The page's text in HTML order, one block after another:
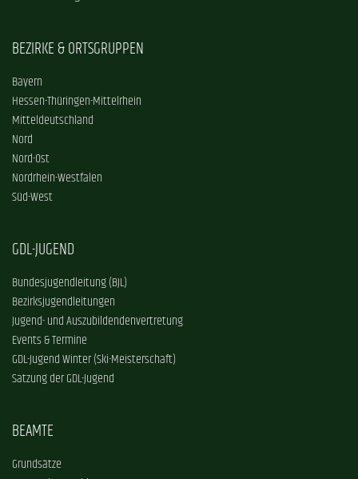
BEZIRKE & ORTSGRUPPEN
Bayern
Hessen-Thüringen-Mittelrhein
Mitteldeutschland
Nord
Nord-Ost
Nordrhein-Westfalen
Süd-West
GDL-JUGEND
Bundesjugendleitung (BJL)
Bezirksjugendleitungen
Jugend- und Auszubildendenvertretung
Events & Termine
GDL-Jugend Winter (Ski-Meisterschaft)
Satzung der GDL-Jugend
BEAMTE
Grundsätze